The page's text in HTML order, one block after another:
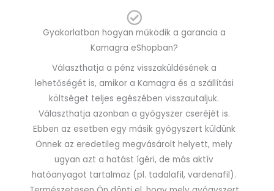
Gyakorlatban hogyan működik a garancia a
Kamagra eShopban?
Választhatja a pénz visszaküldésének a
lehetőségét is, amikor a Kamagra és a szállítási
költséget teljes egészében visszautaljuk.
Választhatja azonban a gyógyszer cseréjét is.
Ebben az esetben egy másik gyógyszert küldünk
Önnek az eredetileg megvásárolt helyett, mely
ugyan azt a hatást ígéri, de más aktív
hatóanyagot tartalmaz (pl. tadalafil, vardenafil).